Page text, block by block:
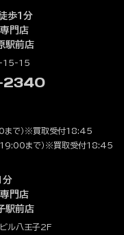
歩1分
専門店
駅前店
15-15
2340
まで）※買取受付18:45
19:00まで）※買取受付18:45
分
専門店
駅前店
ル八王子2F